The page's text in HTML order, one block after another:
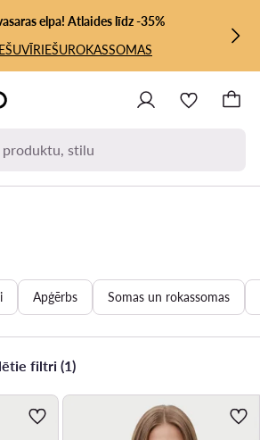
SATURUelpa! Atlaides līdz -35%
VĪRIEŠUROKASSOMAS
stilu
Apģērbs Somas un rokassomas
filtri (1)